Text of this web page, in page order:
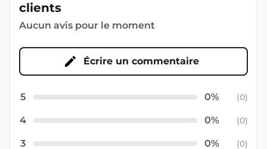
clients
Aucun avis pour le moment
Écrire un commentaire
5 (0)
4 (0)
3 (0)